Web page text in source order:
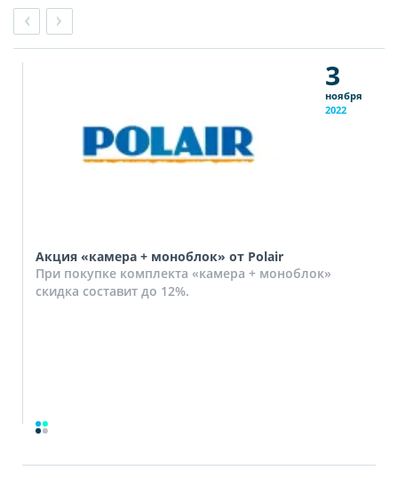
3
ноября
2022
Акция «камера + моноблок» от Polair
При покупке комплекта «камера + моноблок»
скидка составит до 12%.